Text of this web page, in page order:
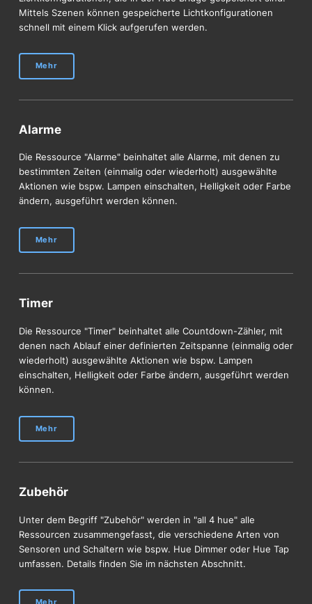
Mittels Szenen können gespeicherte Lichtkonfigurationen
schnell mit einem Klick aufgerufen werden.
Mehr
Alarme
Die Ressource "Alarme" beinhaltet alle Alarme, mit denen zu
bestimmten Zeiten (einmalig oder wiederholt) ausgewählte
Aktionen wie bspw. Lampen einschalten, Helligkeit oder Farbe
ändern, ausgeführt werden können.
Mehr
Timer
Die Ressource "Timer" beinhaltet alle Countdown-Zähler, mit
denen nach Ablauf einer definierten Zeitspanne (einmalig oder
wiederholt) ausgewählte Aktionen wie bspw. Lampen
einschalten, Helligkeit oder Farbe ändern, ausgeführt werden
können.
Mehr
Zubehör
Unter dem Begriff "Zubehör" werden in "all 4 hue" alle
Ressourcen zusammengefasst, die verschiedene Arten von
Sensoren und Schaltern wie bspw. Hue Dimmer oder Hue Tap
umfassen. Details finden Sie im nächsten Abschnitt.